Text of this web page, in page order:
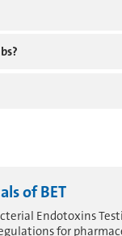
of BET
Endotoxins
for